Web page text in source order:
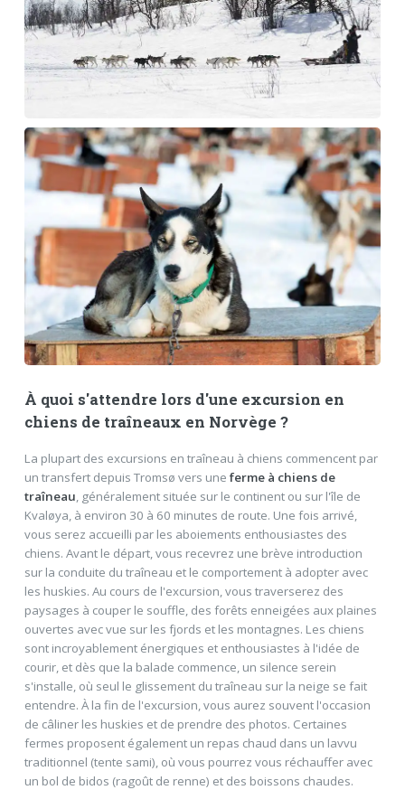
À quoi s'attendre lors d'une excursion en
chiens de traîneaux en Norvège ?
La plupart des excursions en traîneau à chiens commencent par
un transfert depuis Tromsø vers une ferme à chiens de
traîneau, généralement située sur le continent ou sur l'île de
Kvaløya, à environ 30 à 60 minutes de route. Une fois arrivé,
vous serez accueilli par les aboiements enthousiastes des
chiens. Avant le départ, vous recevrez une brève introduction
sur la conduite du traîneau et le comportement à adopter avec
les huskies. Au cours de l'excursion, vous traverserez des
paysages à couper le souffle, des forêts enneigées aux plaines
ouvertes avec vue sur les fjords et les montagnes. Les chiens
sont incroyablement énergiques et enthousiastes à l'idée de
courir, et dès que la balade commence, un silence serein
s'installe, où seul le glissement du traîneau sur la neige se fait
entendre. À la fin de l'excursion, vous aurez souvent l'occasion
de câliner les huskies et de prendre des photos. Certaines
fermes proposent également un repas chaud dans un lavvu
traditionnel (tente sami), où vous pourrez vous réchauffer avec
un bol de bidos (ragoût de renne) et des boissons chaudes.